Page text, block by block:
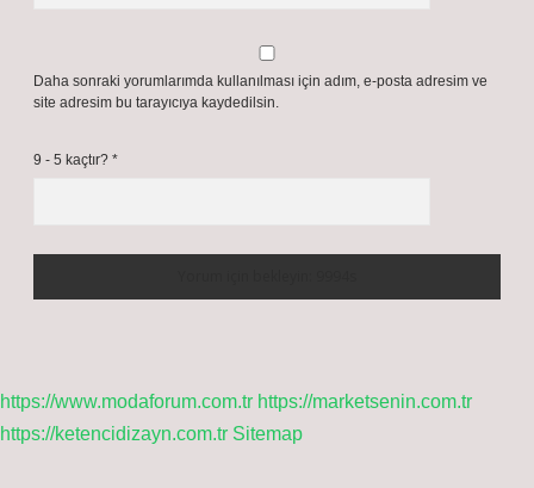
Daha sonraki yorumlarımda kullanılması için adım, e-posta adresim ve
site adresim bu tarayıcıya kaydedilsin.
9 - 5 kaçtır? *
https://www.modaforum.com.tr https://marketsenin.com.tr
https://ketencidizayn.com.tr Sitemap